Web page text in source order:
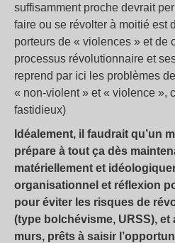
suffisamment proche devrait
faire ou se révolter à moitié est
porteurs de « violences » et de
processus révolutionnaire et
reprend par ici les problèmes
« non-violent » et « violence »,
fastidieux)
Idéalement, il faudrait qu’un
prépare à tout ça dès
matériellement et
organisationnel et réflexion
pour éviter les risques de
(type bolchévisme, URSS),
murs, prêts à saisir